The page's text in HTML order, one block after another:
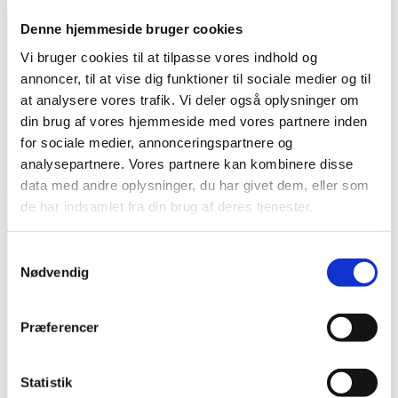
Denne hjemmeside bruger cookies
Vi bruger cookies til at tilpasse vores indhold og
annoncer, til at vise dig funktioner til sociale medier og til
at analysere vores trafik. Vi deler også oplysninger om
din brug af vores hjemmeside med vores partnere inden
for sociale medier, annonceringspartnere og
analysepartnere. Vores partnere kan kombinere disse
data med andre oplysninger, du har givet dem, eller som
de har indsamlet fra din brug af deres tjenester.
Nødvendig
Præferencer
Statistik
Let us help you
Contact us today for a personalized consultation
Contact us now
Office hours 08:30 – 16:00